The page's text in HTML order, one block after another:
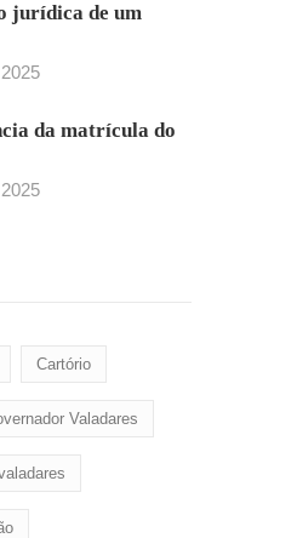
jurídica de um
da matrícula do
Cartório
Valadares